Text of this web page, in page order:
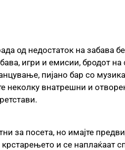
од недостаток на забава
игри и емисии, бродот
пијано бар со
неколку внатрешни и
за посета, но имајте
и се наплаќаат